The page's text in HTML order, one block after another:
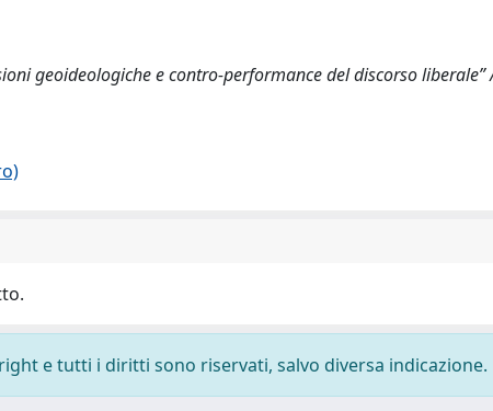
geoideologiche e contro-performance del discorso liberale” /
e tutti i diritti sono riservati, salvo diversa indicazione.